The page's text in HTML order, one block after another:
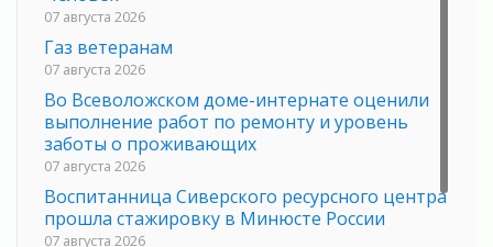
07 августа 2026
Газ ветеранам
07 августа 2026
Во Всеволожском доме-интернате оценили
выполнение работ по ремонту и уровень
заботы о проживающих
07 августа 2026
Воспитанница Сиверского ресурсного центра
прошла стажировку в Минюсте России
07 августа 2026